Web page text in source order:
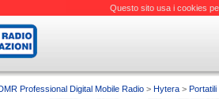
Professional Digital Mobile Radio > Hytera > Portatili
Questo sito usa i cookies